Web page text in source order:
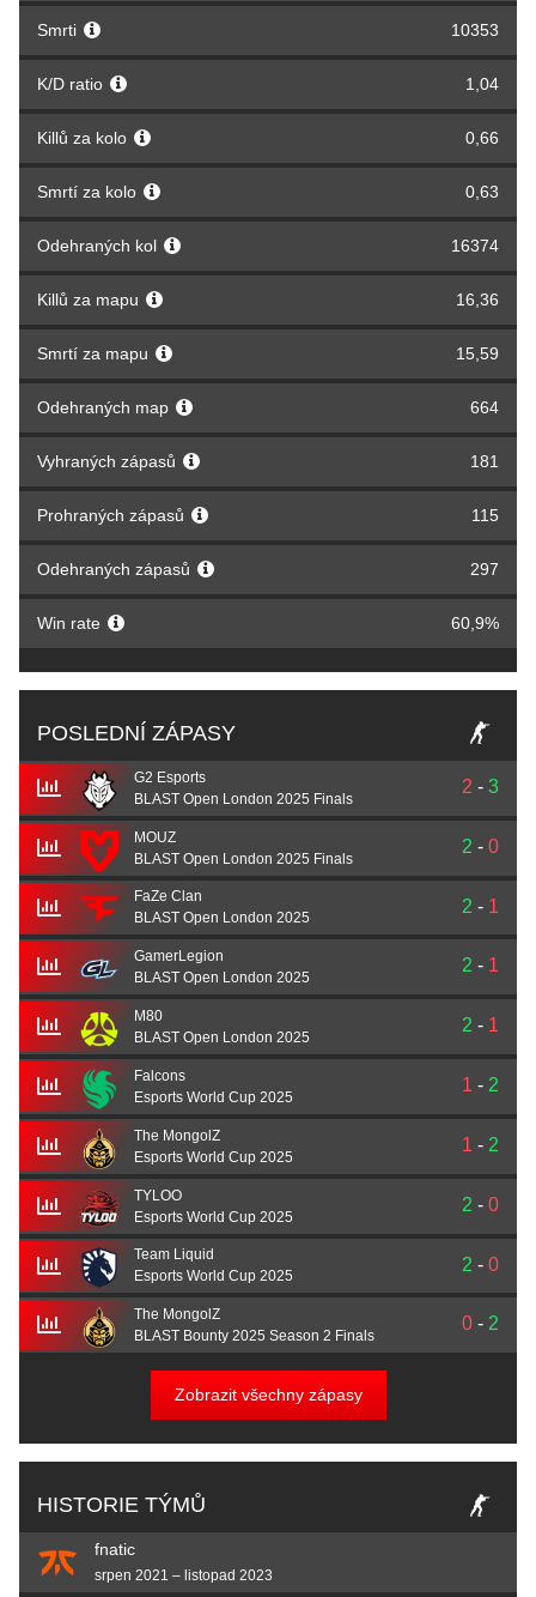
Smrti 10353
K/D ratio 1,04
Killů za kolo 0,66
Smrtí za kolo 0,63
Odehraných kol 16374
Killů za mapu 16,36
Smrtí za mapu 15,59
Odehraných map 664
Vyhraných zápasů 181
Prohraných zápasů 115
Odehraných zápasů 297
Win rate 60,9%
POSLEDNÍ ZÁPASY
G2 Esports
BLAST Open London 2025 Finals
2 - 3
MOUZ
BLAST Open London 2025 Finals
2 - 0
FaZe Clan
BLAST Open London 2025
2 - 1
GamerLegion
BLAST Open London 2025
2 - 1
M80
BLAST Open London 2025
2 - 1
Falcons
Esports World Cup 2025
1 - 2
The MongolZ
Esports World Cup 2025
1 - 2
TYLOO
Esports World Cup 2025
2 - 0
Team Liquid
Esports World Cup 2025
2 - 0
The MongolZ
BLAST Bounty 2025 Season 2 Finals
0 - 2
Zobrazit všechny zápasy
HISTORIE TÝMŮ
fnatic
srpen 2021 – listopad 2023